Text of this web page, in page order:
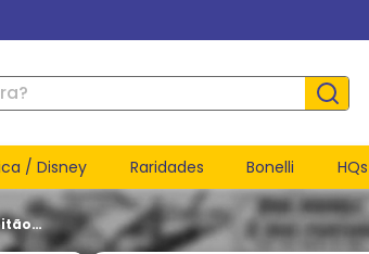
/ Disney Raridades Bonelli
#